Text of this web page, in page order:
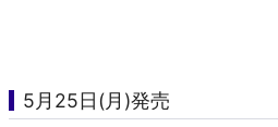
5月25日(月)発売